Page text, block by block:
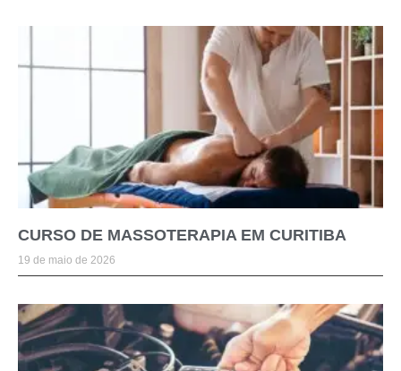
CURSO DE MASSOTERAPIA EM CURITIBA
19 de maio de 2026